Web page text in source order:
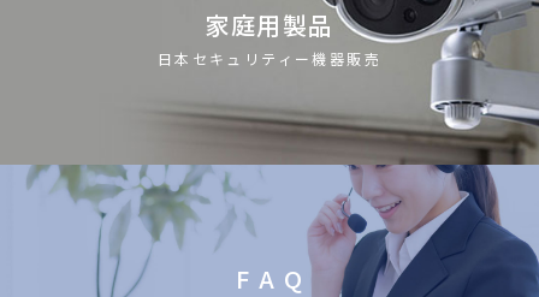
家庭用製品
日本セキュリティー機器販売
F A Q